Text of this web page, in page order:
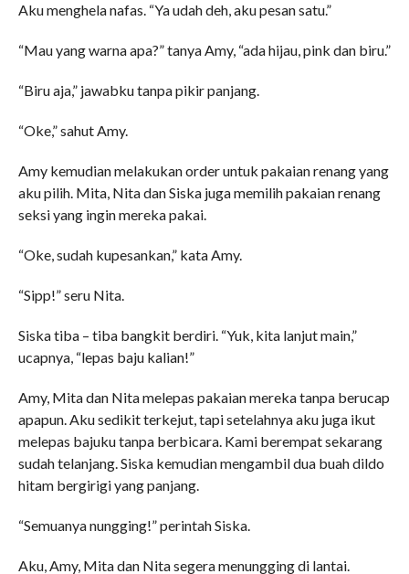
Aku menghela nafas. “Ya udah deh, aku pesan satu.”
“Mau yang warna apa?” tanya Amy, “ada hijau, pink dan biru.”
“Biru aja,” jawabku tanpa pikir panjang.
“Oke,” sahut Amy.
Amy kemudian melakukan order untuk pakaian renang yang
aku pilih. Mita, Nita dan Siska juga memilih pakaian renang
seksi yang ingin mereka pakai.
“Oke, sudah kupesankan,” kata Amy.
“Sipp!” seru Nita.
Siska tiba – tiba bangkit berdiri. “Yuk, kita lanjut main,”
ucapnya, “lepas baju kalian!”
Amy, Mita dan Nita melepas pakaian mereka tanpa berucap
apapun. Aku sedikit terkejut, tapi setelahnya aku juga ikut
melepas bajuku tanpa berbicara. Kami berempat sekarang
sudah telanjang. Siska kemudian mengambil dua buah dildo
hitam bergirigi yang panjang.
“Semuanya nungging!” perintah Siska.
Aku, Amy, Mita dan Nita segera menungging di lantai.